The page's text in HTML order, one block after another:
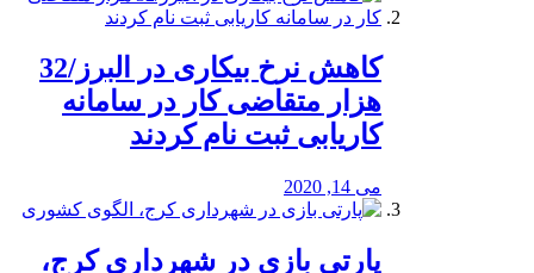
کاهش نرخ بیکاری در البرز/32
هزار متقاضی کار در سامانه
کاریابی ثبت نام کردند
می 14, 2020
پارتی بازی در شهرداری کرج،